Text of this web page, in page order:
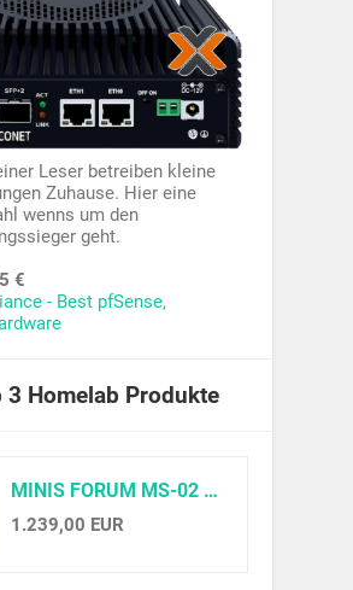
Leser betreiben kleine
Zuhause. Hier eine
wenns um den
geht.
€
- Best pfSense,
3 Homelab Produkte
MINIS FORUM MS-02 Ultra Workstation Mini PC, Intel Core Ultra 9 285HX (24C/24T, up to 5.5GHz),PCIe 5.0 x16, 4× DDR5(ECC), 4× M.2, USB4 v2, Dual 25GbE+10GbE+2.5GbE(vPro), Wi-Fi 7,Barebone ohne RAM/SSD
1.239,00 EUR